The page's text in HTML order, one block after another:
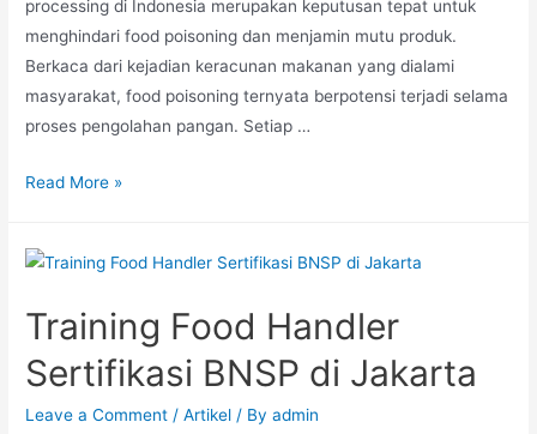
processing di Indonesia merupakan keputusan tepat untuk
menghindari food poisoning dan menjamin mutu produk.
Berkaca dari kejadian keracunan makanan yang dialami
masyarakat, food poisoning ternyata berpotensi terjadi selama
proses pengolahan pangan. Setiap …
Read More »
Training Food Handler
Sertifikasi BNSP di Jakarta
Leave a Comment /Artikel / Byadmin